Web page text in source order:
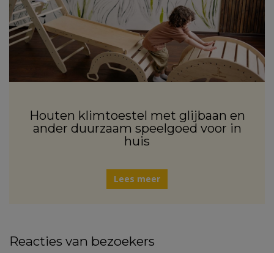
Houten klimtoestel met glijbaan en
ander duurzaam speelgoed voor in
huis
Lees meer
Reacties van bezoekers